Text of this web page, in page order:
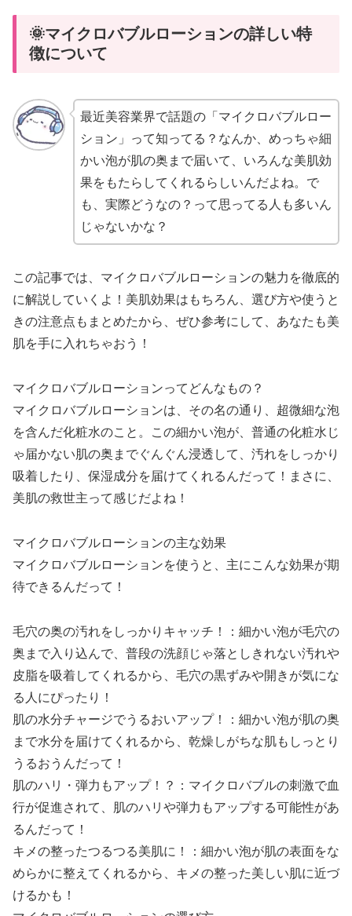
🌞マイクロバブルローションの詳しい特
徴について
最近美容業界で話題の「マイクロバブルロー
ション」って知ってる？なんか、めっちゃ細
かい泡が肌の奥まで届いて、いろんな美肌効
果をもたらしてくれるらしいんだよね。で
も、実際どうなの？って思ってる人も多いん
じゃないかな？
この記事では、マイクロバブルローションの魅力を徹底的
に解説していくよ！美肌効果はもちろん、選び方や使うと
きの注意点もまとめたから、ぜひ参考にして、あなたも美
肌を手に入れちゃおう！
マイクロバブルローションってどんなもの？
マイクロバブルローションは、その名の通り、超微細な泡
を含んだ化粧水のこと。この細かい泡が、普通の化粧水じ
ゃ届かない肌の奥までぐんぐん浸透して、汚れをしっかり
吸着したり、保湿成分を届けてくれるんだって！まさに、
美肌の救世主って感じだよね！
マイクロバブルローションの主な効果
マイクロバブルローションを使うと、主にこんな効果が期
待できるんだって！
毛穴の奥の汚れをしっかりキャッチ！：細かい泡が毛穴の
奥まで入り込んで、普段の洗顔じゃ落としきれない汚れや
皮脂を吸着してくれるから、毛穴の黒ずみや開きが気にな
る人にぴったり！
肌の水分チャージでうるおいアップ！：細かい泡が肌の奥
まで水分を届けてくれるから、乾燥しがちな肌もしっとり
うるおうんだって！
肌のハリ・弾力もアップ！？：マイクロバブルの刺激で血
行が促進されて、肌のハリや弾力もアップする可能性があ
るんだって！
キメの整ったつるつる美肌に！：細かい泡が肌の表面をな
めらかに整えてくれるから、キメの整った美しい肌に近づ
けるかも！